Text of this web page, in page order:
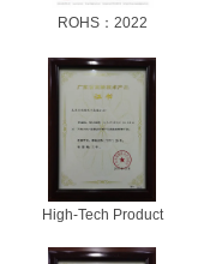
ROHS：2022
High-Tech Product